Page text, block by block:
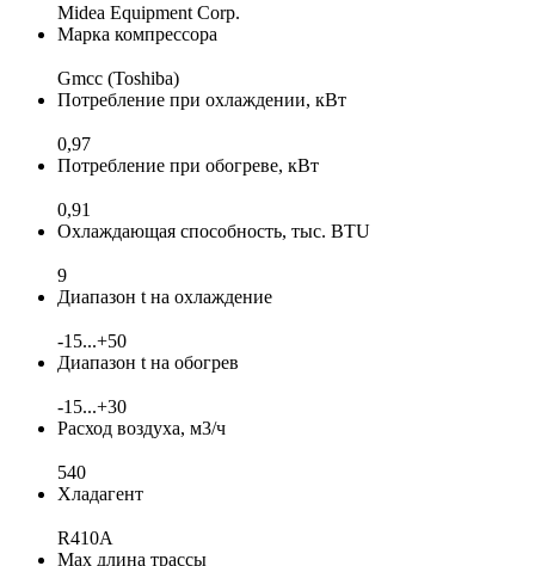
Midea Equipment Corp.
Марка компрессора
Gmcc (Toshiba)
Потребление при охлаждении, кВт
0,97
Потребление при обогреве, кВт
0,91
Охлаждающая способность, тыс. BTU
9
Диапазон t на охлаждение
-15...+50
Диапазон t на обогрев
-15...+30
Расход воздуха, м3/ч
540
Хладагент
R410A
Max длина трассы